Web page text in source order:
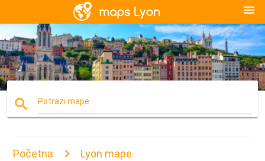
menu
search Potrazi mape
Početna Lyon mape